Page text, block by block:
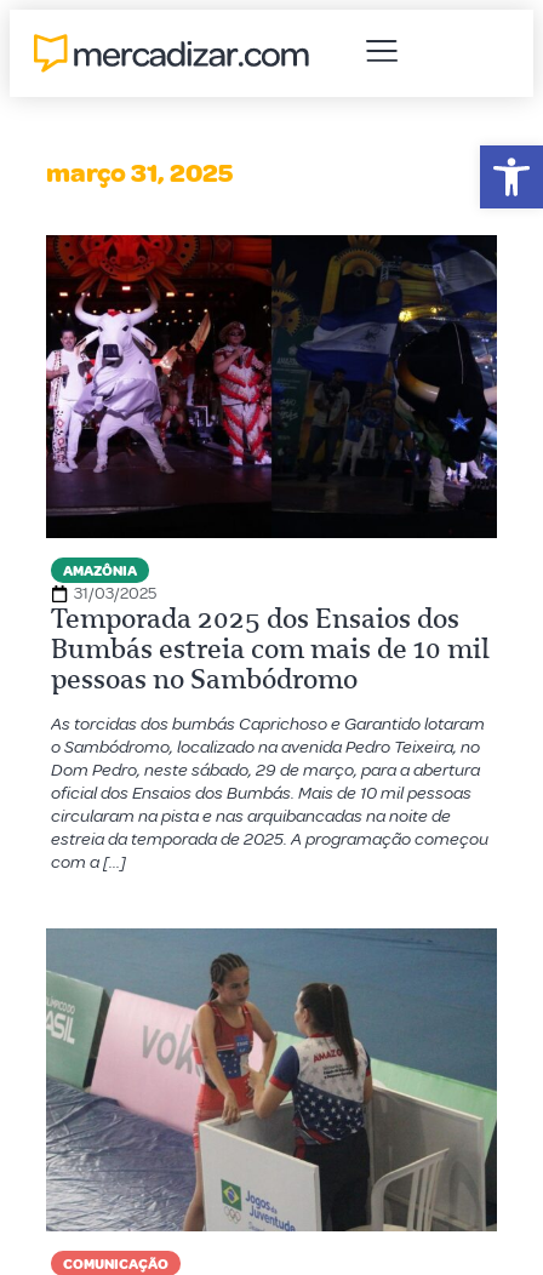
março 31, 2025
AMAZÔNIA
31/03/2025
Temporada 2025 dos Ensaios dos
Bumbás estreia com mais de 10 mil
pessoas no Sambódromo
As torcidas dos bumbás Caprichoso e Garantido lotaram
o Sambódromo, localizado na avenida Pedro Teixeira, no
Dom Pedro, neste sábado, 29 de março, para a abertura
oficial dos Ensaios dos Bumbás. Mais de 10 mil pessoas
circularam na pista e nas arquibancadas na noite de
estreia da temporada de 2025. A programação começou
com a […]
COMUNICAÇÃO